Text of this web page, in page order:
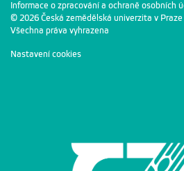
Informace o zpracování a ochraně osobních
© 2026 Česká zemědělská univerzita v Praze
Všechna práva vyhrazena
Nastavení cookies